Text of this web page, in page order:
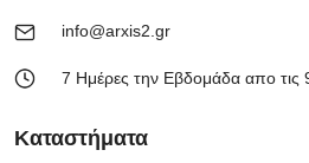
info@arxis2.gr
7 Ημέρες την Εβδομάδα απο
Καταστήματα